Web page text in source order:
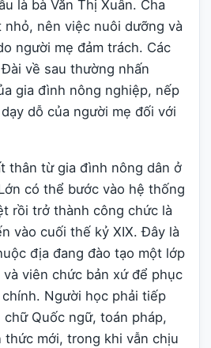
là bà Văn Thị Xuân. Cha
nhỏ, nên việc nuôi dưỡng và
người mẹ đảm trách. Các
về sau thường nhấn
gia đình nông nghiệp, nếp
dỗ của người mẹ đối với
thân từ gia đình nông dân ở
có thể bước vào hệ thống
rồi trở thành công chức là
vào cuối thế kỷ XIX. Đây là
địa đang đào tạo một lớp
viên chức bản xứ để phục
Người học phải tiếp
Quốc ngữ, toán pháp,
thức mới, trong khi vẫn chịu